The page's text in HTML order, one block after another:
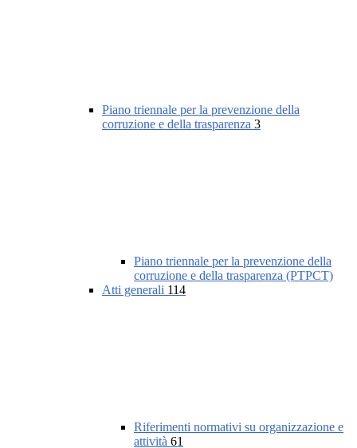
Piano triennale per la prevenzione della
corruzione e della trasparenza 3
Piano triennale per la prevenzione della
corruzione e della trasparenza (PTPCT)
Atti generali 114
Riferimenti normativi su organizzazione e
attività 61